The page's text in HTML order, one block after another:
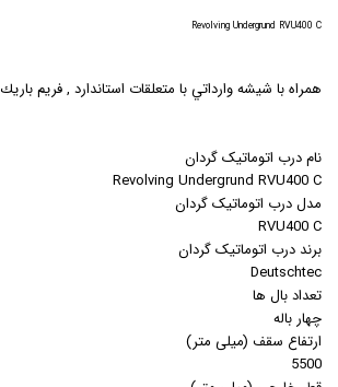
Revolving Undergrund RVU400 C
همراه با شيشه وارداتي با متعلقات استاندارد , فريم باريك
نام درب اتوماتیک گردان
Revolving Undergrund RVU400 C
مدل درب اتوماتیک گردان
RVU400 C
برند درب اتوماتیک گردان
Deutschtec
تعداد بال ها
چهار باله
ارتفاع سقف (میلی متر)
5500